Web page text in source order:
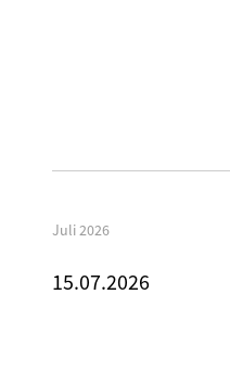
Juli 2026
15.07.2026